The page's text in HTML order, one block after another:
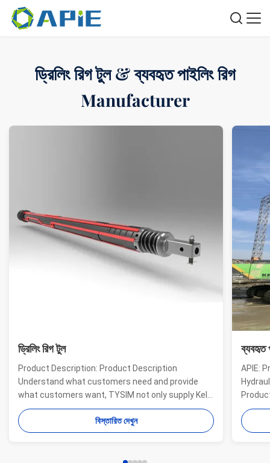
ড্রিলিং রিগ টুল & ব্যবহৃত পাইলিং রিগ
Manufacturer
ড্রিলিং রিগ টুল
Product Description: Product Description
Understand what customers need and provide
what customers want, TYSIM not only supply Kelly
bars for drill rigs of world’s top brands, but also
provide one-stop solution for the world foundation
construction users. While providing customized
বিস্তারিত দেখুন
ব্যবহৃত
APIE:
offer